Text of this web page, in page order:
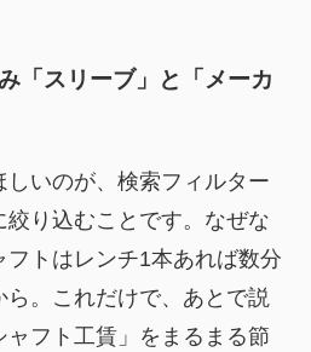
「スリーブ」と「メーカ
いのが、検索フィルター
絞り込むことです。なぜな
フトはレンチ1本あれば数分
。これだけで、あとで説
フト工賃」をまるまる節